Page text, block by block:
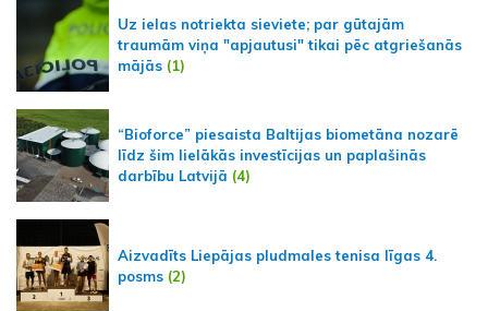
Uz ielas notriekta sieviete; par gūtajām
traumām viņa "apjautusi" tikai pēc atgriešanās
mājās (1)
“Bioforce” piesaista Baltijas biometāna nozarē
līdz šim lielākās investīcijas un paplašinās
darbību Latvijā (4)
Aizvadīts Liepājas pludmales tenisa līgas 4.
posms (2)